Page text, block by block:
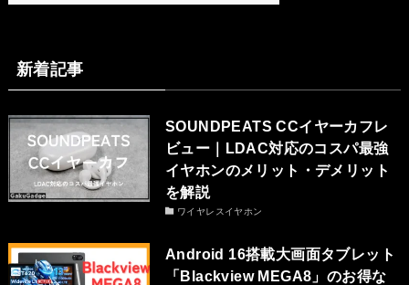
新着記事
SOUNDPEATS CCイヤーカフレ
ビュー｜LDAC対応のコスパ最強
イヤホンのメリット・デメリット
を解説
ワイヤレスイヤホン
Android 16搭載大画面タブレット
「Blackview MEGA8」のお得な